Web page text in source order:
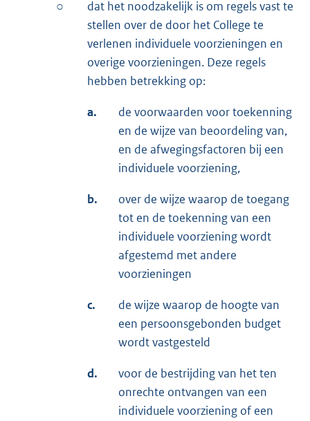
○
dat het noodzakelijk is om regels vast te
stellen over de door het College te
verlenen individuele voorzieningen en
overige voorzieningen. Deze regels
hebben betrekking op:
a.
de voorwaarden voor toekenning
en de wijze van beoordeling van,
en de afwegingsfactoren bij een
individuele voorziening,
b.
over de wijze waarop de toegang
tot en de toekenning van een
individuele voorziening wordt
afgestemd met andere
voorzieningen
c.
de wijze waarop de hoogte van
een persoonsgebonden budget
wordt vastgesteld
d.
voor de bestrijding van het ten
onrechte ontvangen van een
individuele voorziening of een